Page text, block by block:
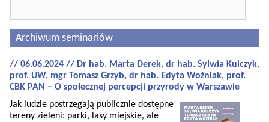
Archiwum seminariów
// 06.06.2024 // Dr hab. Marta Derek, dr hab. Sylwia Kulczyk,
prof. UW, mgr Tomasz Grzyb, dr hab. Edyta Woźniak, prof.
CBK PAN – O społecznej percepcji przyrody w Warszawie
Jak ludzie postrzegają publicznie dostępne
tereny zieleni: parki, lasy miejskie, ale